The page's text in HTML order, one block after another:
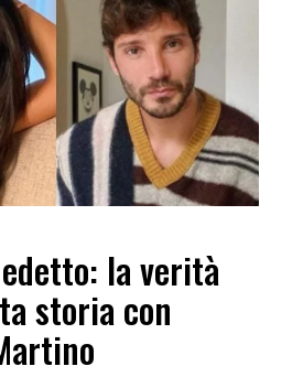
la verità
storia con